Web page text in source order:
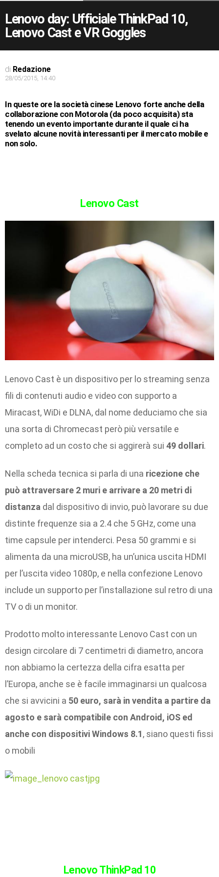
Lenovo day: Ufficiale ThinkPad 10,
Lenovo Cast e VR Goggles
di Redazione
28/05/2015, 14:40
In queste ore la società cinese Lenovo forte anche della
collaborazione con Motorola (da poco acquisita) sta
tenendo un evento importante durante il quale ci ha
svelato alcune novità interessanti per il mercato mobile e
non solo.
Lenovo Cast
Lenovo Cast è un dispositivo per lo streaming senza
fili di contenuti audio e video con supporto a
Miracast, WiDi e DLNA, dal nome deduciamo che sia
una sorta di Chromecast però più versatile e
completo ad un costo che si aggirerà sui 49 dollari.
Nella scheda tecnica si parla di una ricezione che
può attraversare 2 muri e arrivare a 20 metri di
distanza dal dispositivo di invio, può lavorare su due
distinte frequenze sia a 2.4 che 5 GHz, come una
time capsule per intenderci. Pesa 50 grammi e si
alimenta da una microUSB, ha un’unica uscita HDMI
per l’uscita video 1080p, e nella confezione Lenovo
include un supporto per l’installazione sul retro di una
TV o di un monitor.
Prodotto molto interessante Lenovo Cast con un
design circolare di 7 centimetri di diametro, ancora
non abbiamo la certezza della cifra esatta per
l’Europa, anche se è facile immaginarsi un qualcosa
che si avvicini a 50 euro, sarà in vendita a partire da
agosto e sarà compatibile con Android, iOS ed
anche con dispositivi Windows 8.1, siano questi fissi
o mobili
Lenovo ThinkPad 10